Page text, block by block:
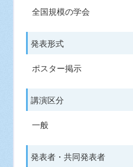
全国規模の学会
発表形式
ポスター掲示
講演区分
一般
発表者・共同発表者